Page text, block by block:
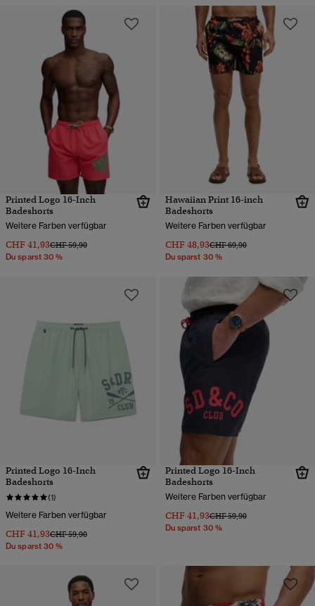
Printed Logo 16-Inch
Badeshorts
Weitere Farben verfügbar
CHF 41,93Preis wurde reduziert von
CHF 59,90bis
Du sparst 30 %
Hawaiian Print 16-inch
Badeshorts
Weitere Farben verfügbar
CHF 48,93Preis wurde reduziert von
CHF 69,90bis
Du sparst 30 %
Printed Logo 16-Inch
Badeshorts
(1)
Weitere Farben verfügbar
CHF 41,93Preis wurde reduziert von
CHF 59,90bis
Du sparst 30 %
Printed Logo 16-Inch
Badeshorts
Weitere Farben verfügbar
CHF 41,93Preis wurde reduziert von
CHF 59,90bis
Du sparst 30 %